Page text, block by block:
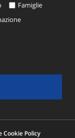
Famiglie
Cookie Policy